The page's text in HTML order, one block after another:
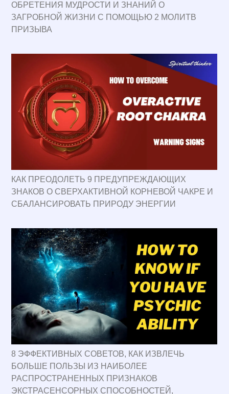
ОБРЕТЕНИЯ МУДРОСТИ И ЗНАНИЙ О
ЗАГРОБНОЙ ЖИЗНИ С ПОМОЩЬЮ 2 МОЛИТВ
ПРИЗЫВА
КАК ПРЕОДОЛЕТЬ 9 ПРЕДУПРЕЖДАЮЩИХ
ЗНАКОВ О СВЕРХАКТИВНОЙ КОРНЕВОЙ ЧАКРЕ И
СБАЛАНСИРОВАТЬ ПРИРОДУ ЭНЕРГИИ
8 ЭФФЕКТИВНЫХ СОВЕТОВ, КАК ИЗВЛЕЧЬ
БОЛЬШЕ ПОЛЬЗЫ ИЗ НАИБОЛЕЕ
РАСПРОСТРАНЕННЫХ ПРИЗНАКОВ
ЭКСТРАСЕНСОРНЫХ СПОСОБНОСТЕЙ,